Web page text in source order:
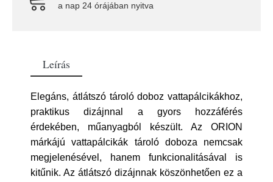
a nap 24 órájában nyitva
Leírás
Elegáns, átlátszó tároló doboz vattapálcikákhoz,
praktikus dizájnnal a gyors hozzáférés
érdekében, műanyagból készült. Az ORION
márkájú vattapálcikák tároló doboza nemcsak
megjelenésével, hanem funkcionalitásával is
kitűnik. Az átlátszó dizájnnak köszönhetően ez a